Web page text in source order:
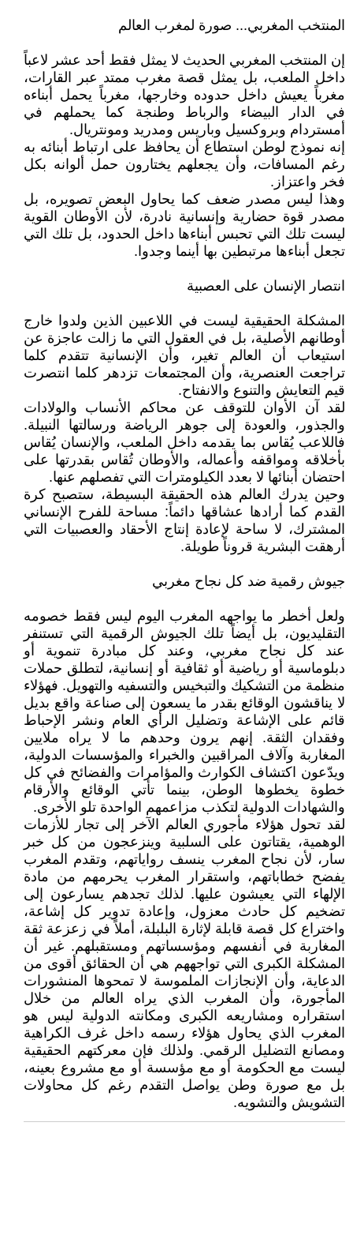
المنتخب المغربي... صورة لمغرب العالم
إن المنتخب المغربي الحديث لا يمثل فقط أحد عشر لاعباً
داخل الملعب، بل يمثل قصة مغرب ممتد عبر القارات،
مغرباً يعيش داخل حدوده وخارجها، مغرباً يحمل أبناءه
في الدار البيضاء والرباط وطنجة كما يحملهم في
أمستردام وبروكسيل وباريس ومدريد ومونتريال.
إنه نموذج لوطن استطاع أن يحافظ على ارتباط أبنائه به
رغم المسافات، وأن يجعلهم يختارون حمل ألوانه بكل
فخر واعتزاز.
وهذا ليس مصدر ضعف كما يحاول البعض تصويره، بل
مصدر قوة حضارية وإنسانية نادرة، لأن الأوطان القوية
ليست تلك التي تحبس أبناءها داخل الحدود، بل تلك التي
تجعل أبناءها مرتبطين بها أينما وجدوا.
انتصار الإنسان على العصبية
المشكلة الحقيقية ليست في اللاعبين الذين ولدوا خارج
أوطانهم الأصلية، بل في العقول التي ما زالت عاجزة عن
استيعاب أن العالم تغير، وأن الإنسانية تتقدم كلما
تراجعت العنصرية، وأن المجتمعات تزدهر كلما انتصرت
قيم التعايش والتنوع والانفتاح.
لقد آن الأوان للتوقف عن محاكم الأنساب والولادات
والجذور، والعودة إلى جوهر الرياضة ورسالتها النبيلة.
فاللاعب يُقاس بما يقدمه داخل الملعب، والإنسان يُقاس
بأخلاقه ومواقفه وأعماله، والأوطان تُقاس بقدرتها على
احتضان أبنائها لا بعدد الكيلومترات التي تفصلهم عنها.
وحين يدرك العالم هذه الحقيقة البسيطة، ستصبح كرة
القدم كما أرادها عشاقها دائماً: مساحة للفرح الإنساني
المشترك، لا ساحة لإعادة إنتاج الأحقاد والعصبيات التي
أرهقت البشرية قروناً طويلة.
جيوش رقمية ضد كل نجاح مغربي
ولعل أخطر ما يواجهه المغرب اليوم ليس فقط خصومه
التقليديون، بل أيضاً تلك الجيوش الرقمية التي تستنفر
عند كل نجاح مغربي، وعند كل مبادرة تنموية أو
دبلوماسية أو رياضية أو ثقافية أو إنسانية، لتطلق حملات
منظمة من التشكيك والتبخيس والتسفيه والتهويل. فهؤلاء
لا يناقشون الوقائع بقدر ما يسعون إلى صناعة واقع بديل
قائم على الإشاعة وتضليل الرأي العام ونشر الإحباط
وفقدان الثقة. إنهم يرون وحدهم ما لا يراه ملايين
المغاربة وآلاف المراقبين والخبراء والمؤسسات الدولية،
ويدّعون اكتشاف الكوارث والمؤامرات والفضائح في كل
خطوة يخطوها الوطن، بينما تأتي الوقائع والأرقام
والشهادات الدولية لتكذب مزاعمهم الواحدة تلو الأخرى.
لقد تحول هؤلاء مأجوري العالم الآخر إلى تجار للأزمات
الوهمية، يقتاتون على السلبية وينزعجون من كل خبر
سار، لأن نجاح المغرب ينسف رواياتهم، وتقدم المغرب
يفضح خطاباتهم، واستقرار المغرب يحرمهم من مادة
الإلهاء التي يعيشون عليها. لذلك تجدهم يسارعون إلى
تضخيم كل حادث معزول، وإعادة تدوير كل إشاعة،
واختراع كل قصة قابلة لإثارة البلبلة، أملاً في زعزعة ثقة
المغاربة في أنفسهم ومؤسساتهم ومستقبلهم. غير أن
المشكلة الكبرى التي تواجههم هي أن الحقائق أقوى من
الدعاية، وأن الإنجازات الملموسة لا تمحوها المنشورات
المأجورة، وأن المغرب الذي يراه العالم من خلال
استقراره ومشاريعه الكبرى ومكانته الدولية ليس هو
المغرب الذي يحاول هؤلاء رسمه داخل غرف الكراهية
ومصانع التضليل الرقمي. ولذلك فإن معركتهم الحقيقية
ليست مع الحكومة أو مع مؤسسة أو مع مشروع بعينه،
بل مع صورة وطن يواصل التقدم رغم كل محاولات
التشويش والتشويه.